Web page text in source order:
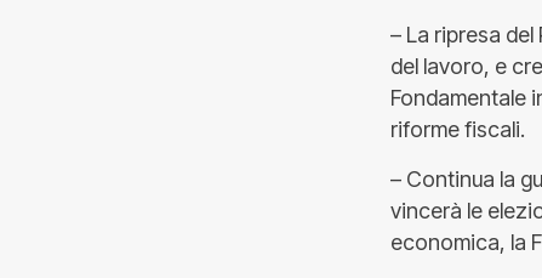
– La ripresa
del lavoro, e
Fondamentale
riforme fiscali.
– Continua la
vincerà le
economica, la